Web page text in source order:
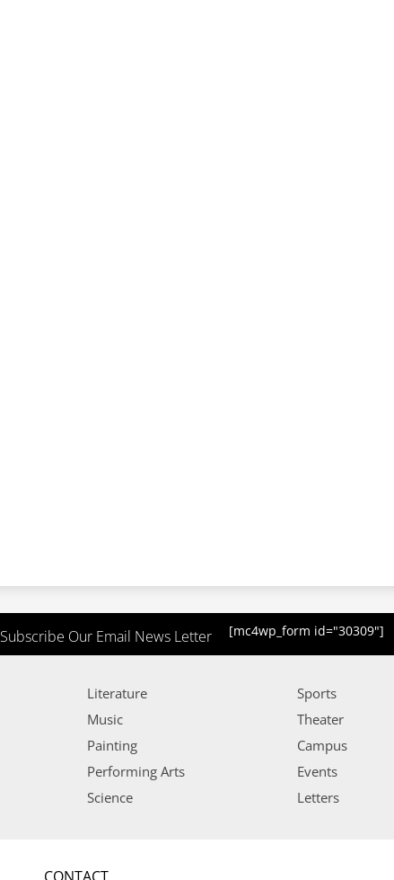
Subscribe Our Email News Letter [mc4wp_form id="30309"]
Literature
Music
Painting
Performing Arts
Science
Sports
Theater
Campus
Events
Letters